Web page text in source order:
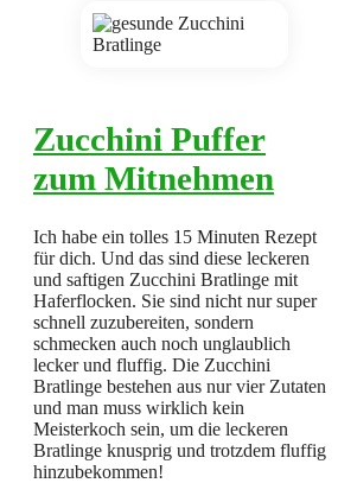
Zucchini Puffer
zum Mitnehmen
Ich habe ein tolles 15 Minuten Rezept
für dich. Und das sind diese leckeren
und saftigen Zucchini Bratlinge mit
Haferflocken. Sie sind nicht nur super
schnell zuzubereiten, sondern
schmecken auch noch unglaublich
lecker und fluffig. Die Zucchini
Bratlinge bestehen aus nur vier Zutaten
und man muss wirklich kein
Meisterkoch sein, um die leckeren
Bratlinge knusprig und trotzdem fluffig
hinzubekommen!